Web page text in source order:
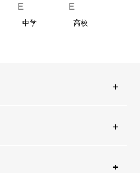
中学 高校